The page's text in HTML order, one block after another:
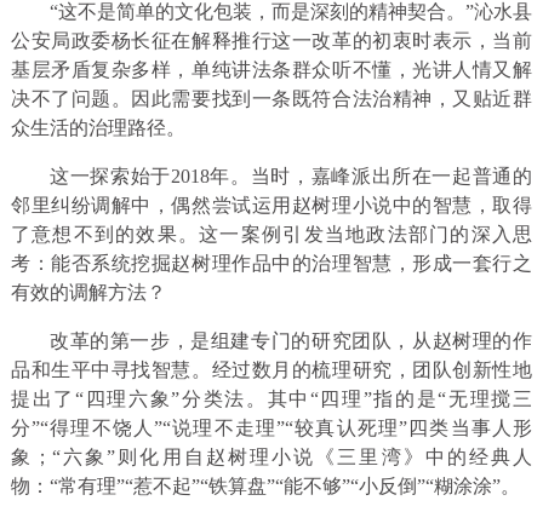
“这不是简单的文化包装，而是深刻的精神契合。”沁水县
公安局政委杨长征在解释推行这一改革的初衷时表示，当前
基层矛盾复杂多样，单纯讲法条群众听不懂，光讲人情又解
决不了问题。因此需要找到一条既符合法治精神，又贴近群
众生活的治理路径。
这一探索始于2018年。当时，嘉峰派出所在一起普通的
邻里纠纷调解中，偶然尝试运用赵树理小说中的智慧，取得
了意想不到的效果。这一案例引发当地政法部门的深入思
考：能否系统挖掘赵树理作品中的治理智慧，形成一套行之
有效的调解方法？
改革的第一步，是组建专门的研究团队，从赵树理的作
品和生平中寻找智慧。经过数月的梳理研究，团队创新性地
提出了“四理六象”分类法。其中“四理”指的是“无理搅三
分”“得理不饶人”“说理不走理”“较真认死理”四类当事人形
象；“六象”则化用自赵树理小说《三里湾》中的经典人
物：“常有理”“惹不起”“铁算盘”“能不够”“小反倒”“糊涂涂”。